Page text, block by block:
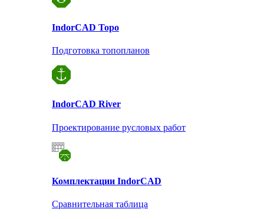
IndorCAD Topo
Подготовка топопланов
IndorCAD River
Проектирование русловых работ
Комплектации IndorCAD
Сравнительная таблица